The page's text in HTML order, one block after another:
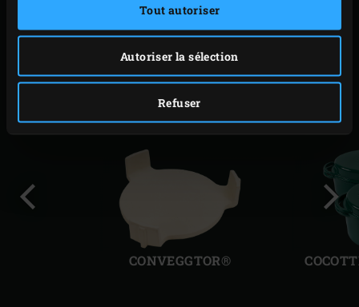
Tout autoriser
Autoriser la sélection
Refuser
ACCESSOIRES
SIMILAIRES
CONVEGGTOR®